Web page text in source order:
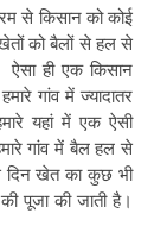
से किसान को कोई
खेतों को बैलों से हल से
ऐसा ही एक किसान
गांव में ज्यादातर
यहां में एक ऐसी
गांव में बैल हल से
दिन खेत का कुछ भी
पूजा की जाती है।